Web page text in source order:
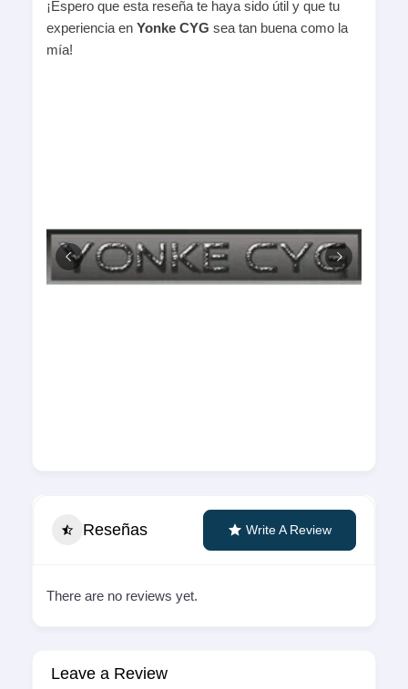
¡Espero que esta reseña te haya sido útil y que tu
experiencia en Yonke CYG sea tan buena como la
mía!
Reseñas Write A Review
There are no reviews yet.
Leave a Review